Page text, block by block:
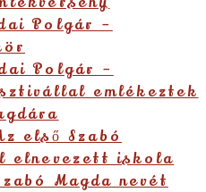
Polgár –
Polgár –
emlékeztek
első Szabó
elnevezett iskola
Magda nevét